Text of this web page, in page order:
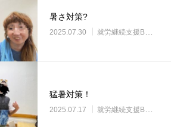
暑さ対策?
2025.07.30 就労継続支援B型・ニコサービス
猛暑対策！
2025.07.17 就労継続支援B型・ニコサービス